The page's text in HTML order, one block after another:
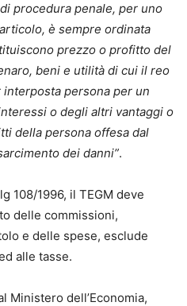
procedura penale, per uno
è sempre ordinata
prezzo o profitto del
beni e utilità di cui il reo
persona per un
o degli altri vantaggi o
della persona offesa dal
dei danni”.
108/1996, il TEGM deve
delle commissioni,
e delle spese, esclude
alle tasse.
Ministero dell’Economia,